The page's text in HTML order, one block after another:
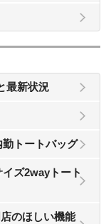
最新状況
勤トートバッグ
ズ2wayトート
のほしい機能